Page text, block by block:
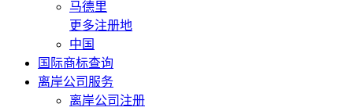
马德里
更多注册地
中国
国际商标查询
离岸公司服务
离岸公司注册